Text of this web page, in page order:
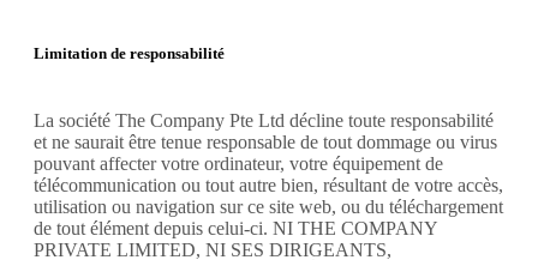
Limitation de responsabilité
La société The Company Pte Ltd décline toute responsabilité
et ne saurait être tenue responsable de tout dommage ou virus
pouvant affecter votre ordinateur, votre équipement de
télécommunication ou tout autre bien, résultant de votre accès,
utilisation ou navigation sur ce site web, ou du téléchargement
de tout élément depuis celui-ci. NI THE COMPANY
PRIVATE LIMITED, NI SES DIRIGEANTS,